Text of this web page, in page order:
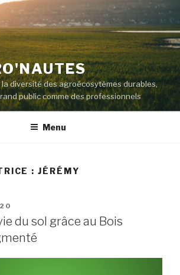
diversité des agroécosytèmes durables,
public comme des professionnels
Menu
:JÉRÉMY
du sol grâce au Bois